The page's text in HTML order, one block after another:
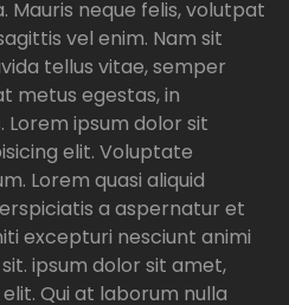
neque felis, volutpat
vel enim. Nam sit
tellus vitae, semper
metus egestas, in
ipsum dolor sit
elit. Voluptate
Lorem quasi aliquid
a aspernatur et
excepturi nesciunt animi
ipsum dolor sit amet,
Qui at laborum nulla